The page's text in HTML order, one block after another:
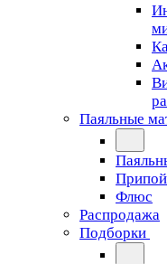
Паяльные
Припой
Флюс
Распродажа
Подборки